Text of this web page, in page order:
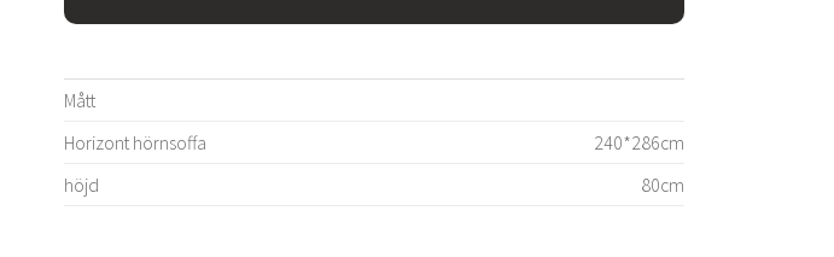
Mått
Horizont hörnsoffa
240*286cm
höjd
80cm